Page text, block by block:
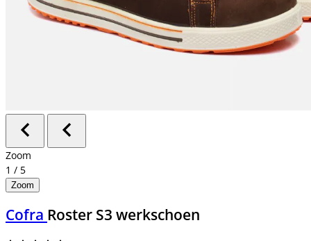
Zoom
1 / 5
Zoom
Cofra Roster S3 werkschoen